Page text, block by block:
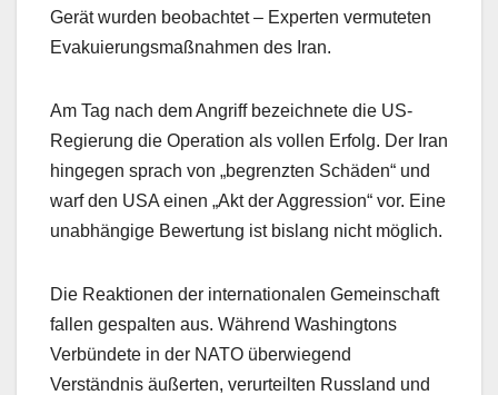
Gerät wurden beobachtet – Experten vermuteten
Evakuierungsmaßnahmen des Iran.
Am Tag nach dem Angriff bezeichnete die US-
Regierung die Operation als vollen Erfolg. Der Iran
hingegen sprach von „begrenzten Schäden“ und
warf den USA einen „Akt der Aggression“ vor. Eine
unabhängige Bewertung ist bislang nicht möglich.
Die Reaktionen der internationalen Gemeinschaft
fallen gespalten aus. Während Washingtons
Verbündete in der NATO überwiegend
Verständnis äußerten, verurteilten Russland und